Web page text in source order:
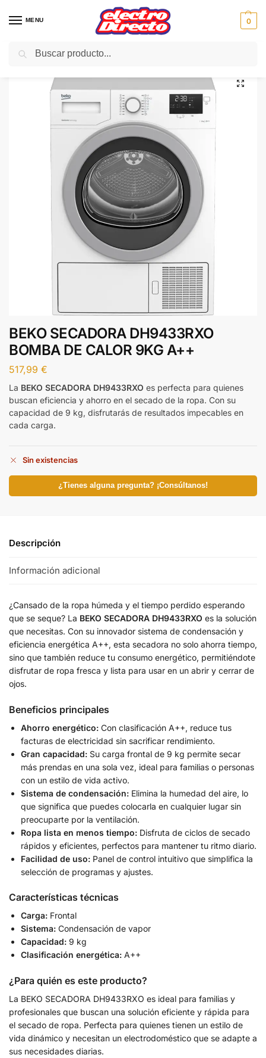
MENU 0
Inicio Gama blanca Secadoras
BEKO SECADORA DH9433RXO
BOMBA DE CALOR 9KG A++
517,99 €
La BEKO SECADORA DH9433RXO es perfecta para quienes
buscan eficiencia y ahorro en el secado de la ropa. Con su
capacidad de 9 kg, disfrutarás de resultados impecables en
cada carga.
Sin existencias
¿Tienes alguna pregunta? ¡Consúltanos!
Descripción
Información adicional
¿Cansado de la ropa húmeda y el tiempo perdido esperando
que se seque? La BEKO SECADORA DH9433RXO es la solución
que necesitas. Con su innovador sistema de condensación y
eficiencia energética A++, esta secadora no solo ahorra tiempo,
sino que también reduce tu consumo energético, permitiéndote
disfrutar de ropa fresca y lista para usar en un abrir y cerrar de
ojos.
Beneficios principales
Ahorro energético: Con clasificación A++, reduce tus
facturas de electricidad sin sacrificar rendimiento.
Gran capacidad: Su carga frontal de 9 kg permite secar
más prendas en una sola vez, ideal para familias o personas
con un estilo de vida activo.
Sistema de condensación: Elimina la humedad del aire, lo
que significa que puedes colocarla en cualquier lugar sin
preocuparte por la ventilación.
Ropa lista en menos tiempo: Disfruta de ciclos de secado
rápidos y eficientes, perfectos para mantener tu ritmo diario.
Facilidad de uso: Panel de control intuitivo que simplifica la
selección de programas y ajustes.
Características técnicas
Carga: Frontal
Sistema: Condensación de vapor
Capacidad: 9 kg
Clasificación energética: A++
¿Para quién es este producto?
La BEKO SECADORA DH9433RXO es ideal para familias y
profesionales que buscan una solución eficiente y rápida para
el secado de ropa. Perfecta para quienes tienen un estilo de
vida dinámico y necesitan un electrodoméstico que se adapte a
sus necesidades diarias.